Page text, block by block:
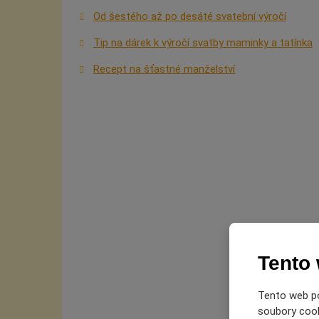
Od šestého až po desáté svatební výročí
Tip na dárek k výročí svatby maminky a tatínka
Recept na šťastné manželství
Tento
Tento web
soubory